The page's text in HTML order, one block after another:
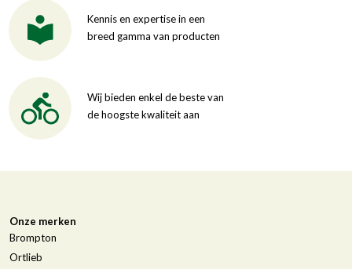
Kennis en expertise in een
breed gamma van producten
Wij bieden enkel de beste van
de hoogste kwaliteit aan
Onze merken
Brompton
Ortlieb